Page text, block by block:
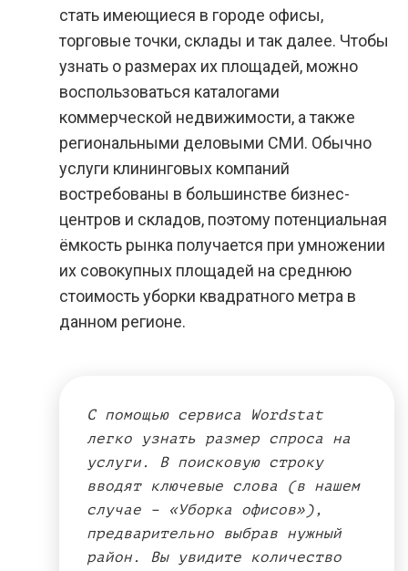
стать имеющиеся в городе офисы,
торговые точки, склады и так далее. Чтобы
узнать о размерах их площадей, можно
воспользоваться каталогами
коммерческой недвижимости, а также
региональными деловыми СМИ. Обычно
услуги клининговых компаний
востребованы в большинстве бизнес-
центров и складов, поэтому потенциальная
ёмкость рынка получается при умножении
их совокупных площадей на среднюю
стоимость уборки квадратного метра в
данном регионе.
С помощью сервиса Wordstat
легко узнать размер спроса на
услуги. В поисковую строку
вводят ключевые слова (в нашем
случае – «Уборка офисов»),
предварительно выбрав нужный
район. Вы увидите количество